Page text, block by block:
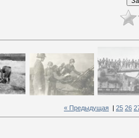
« Предыдущая 25 26